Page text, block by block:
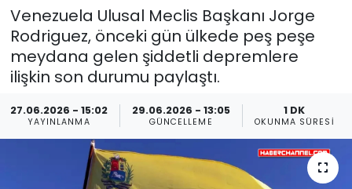
Venezuela Ulusal Meclis Başkanı Jorge
Rodriguez, önceki gün ülkede peş peşe
meydana gelen şiddetli depremlere
ilişkin son durumu paylaştı.
27.06.2026 - 15:02
YAYINLANMA
29.06.2026 - 13:05
GÜNCELLEME
1 DK
OKUNMA SÜRESI